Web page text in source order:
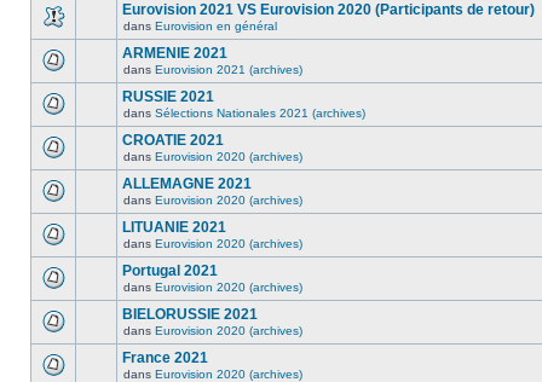
Eurovision 2021 VS Eurovision 2020 (Participants de retour)
dans Eurovision en général
ARMENIE 2021
dans Eurovision 2021 (archives)
RUSSIE 2021
dans Sélections Nationales 2021 (archives)
CROATIE 2021
dans Eurovision 2020 (archives)
ALLEMAGNE 2021
dans Eurovision 2020 (archives)
LITUANIE 2021
dans Eurovision 2020 (archives)
Portugal 2021
dans Eurovision 2020 (archives)
BIELORUSSIE 2021
dans Eurovision 2020 (archives)
France 2021
dans Eurovision 2020 (archives)